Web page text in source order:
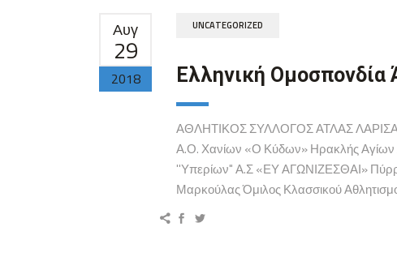
Αυγ
29
2018
UNCATEGORIZED
Ελληνική
ΑΘΛΗΤΙΚΟΣ ΣΥΛΛΟΓΟΣ ΑΤΛΑΣ
Α.Ο. Χανίων «Ο Κύδων» Ηρακλής Αγίων
''Υπερίων" Α.Σ «ΕΥ ΑΓΩΝΙΖΕΣΘΑΙ»
Μαρκούλας Όμιλος Κλασσικού